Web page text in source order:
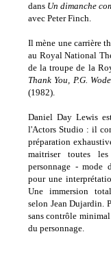
dans Un dimanche
avec Peter Finch.
Il mène une carrière
au Royal National
de la troupe de la
Thank You, P.G.
(1982).
Daniel Day Lewis
l'Actors Studio : il
préparation
maitriser toutes
personnage - mode
pour une
Une immersion
selon Jean Dujardin.
sans contrôle
du personnage.